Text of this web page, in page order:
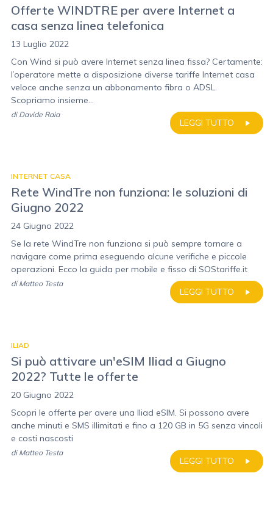
Offerte WINDTRE per avere Internet a
casa senza linea telefonica
13 Luglio 2022
Con Wind si può avere Internet senza linea fissa? Certamente:
l’operatore mette a disposizione diverse tariffe Internet casa
veloce anche senza un abbonamento fibra o ADSL.
Scopriamo insieme...
LEGGI TUTTO
di Davide Raia
INTERNET CASA
Rete WindTre non funziona: le soluzioni di
Giugno 2022
24 Giugno 2022
Se la rete WindTre non funziona si può sempre tornare a
navigare come prima eseguendo alcune verifiche e piccole
operazioni. Ecco la guida per mobile e fisso di SOStariffe.it
LEGGI TUTTO
di Matteo Testa
ILIAD
Si può attivare un'eSIM Iliad a Giugno
2022? Tutte le offerte
20 Giugno 2022
Scopri le offerte per avere una Iliad eSIM. Si possono avere
anche minuti e SMS illimitati e fino a 120 GB in 5G senza vincoli
e costi nascosti
LEGGI TUTTO
di Matteo Testa